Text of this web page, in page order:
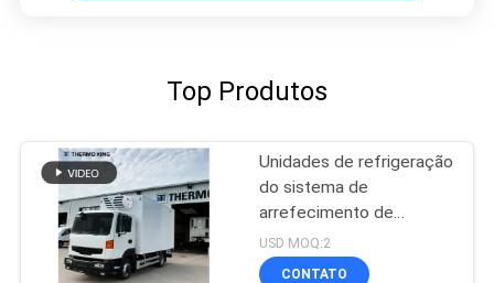
Top Produtos
Unidades de refrigeração
do sistema de
arrefecimento de
12v/24v
USD MOQ:2
CONTATO